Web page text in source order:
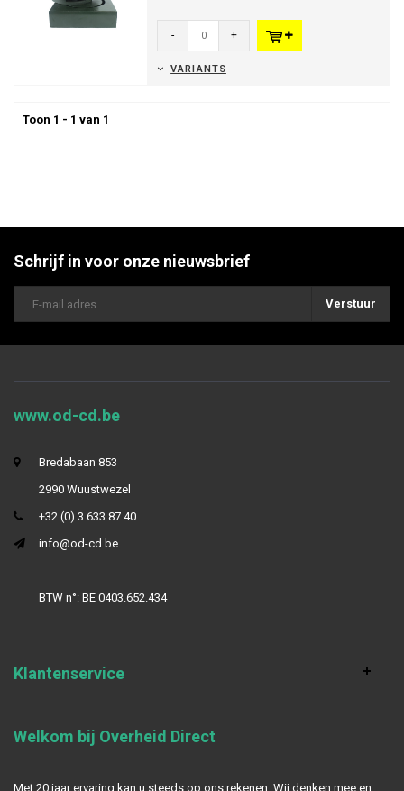
- +
VARIANTS
Toon 1 - 1 van 1
Schrijf in voor onze nieuwsbrief
Verstuur
www.od-cd.be
Bredabaan 853
2990 Wuustwezel
+32 (0) 3 633 87 40
info@od-cd.be
BTW n°: BE 0403.652.434
Klantenservice
Welkom bij Overheid Direct
Met 20 jaar ervaring kan u steeds op ons rekenen. Wij denken mee en